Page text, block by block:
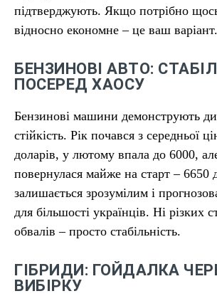
підтверджують. Якщо потрібно
відносно економне – це ваш варіант.
БЕНЗИНОВІ АВТО:
ПОСЕРЕД ХАОСУ
Бензинові машини демонструють
стійкість. Рік почався з середньої
доларів, у лютому впала до 6000,
повернулася майже на старт – 6650
залишається зрозумілим і
для більшості українців. Ні різких
обвалів – просто стабільність.
ГІБРИДИ: ГОЙДАЛКА
ВИБІРКУ